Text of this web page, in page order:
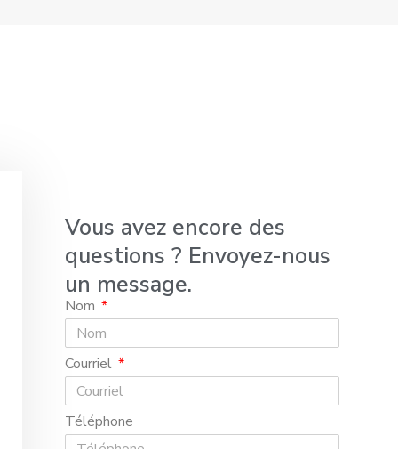
Vous avez encore des
questions ? Envoyez-nous
un message.
Nom
Courriel
Téléphone